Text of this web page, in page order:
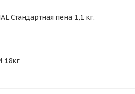
Стандартная пена 1,1 кг.
18кг